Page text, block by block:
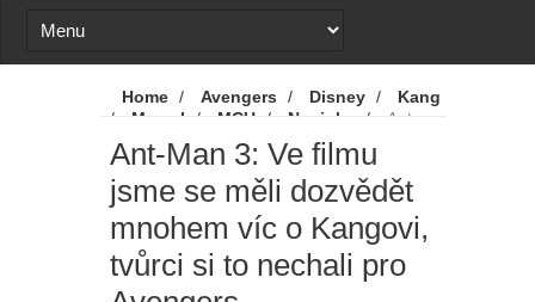
Home / Avengers / Disney /
Kang
/
Marvel / MCU / Novinky /
Ant-
Man 3: Ve filmu jsme se měli dozvědět
mnohem víc o Kangovi, tvůrci si to nechali
pro Avengers
Ant-Man 3: Ve filmu
jsme se měli dozvědět
mnohem víc o Kangovi,
tvůrci si to nechali pro